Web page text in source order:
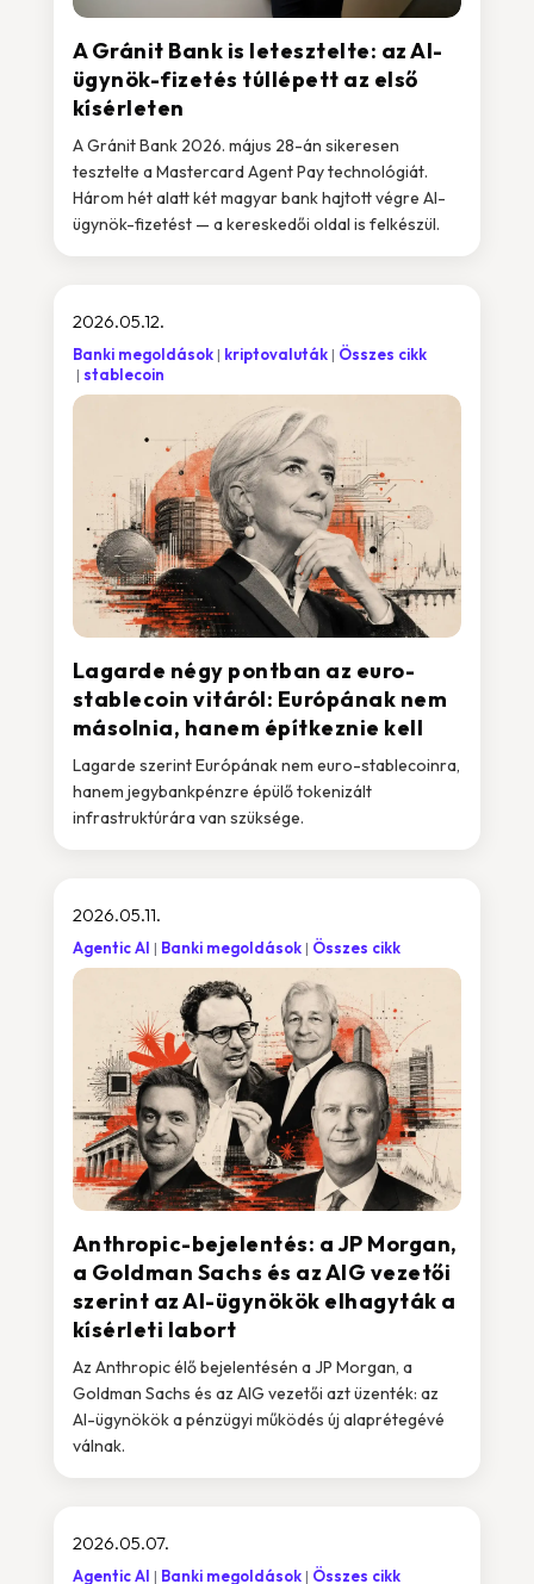
A Gránit Bank is letesztelte: az AI-
ügynök-fizetés túllépett az első
kísérleten
A Gránit Bank 2026. május 28-án sikeresen
tesztelte a Mastercard Agent Pay technológiát.
Három hét alatt két magyar bank hajtott végre AI-
ügynök-fizetést — a kereskedői oldal is felkészül.
Lagarde négy pontban az euro-
stablecoin vitáról: Európának nem
másolnia, hanem építkeznie kell
2026.05.12.
Banki megoldások kriptovaluták
Összes cikk
stablecoin
Lagarde szerint Európának nem euro-stablecoinra,
hanem jegybankpénzre épülő tokenizált
infrastruktúrára van szüksége.
Anthropic-bejelentés: a JP Morgan,
a Goldman Sachs és az AIG vezetői
szerint az AI-ügynökök elhagyták a
kísérleti labort
2026.05.11.
Agentic AI Banki megoldások Összes cikk
Az Anthropic élő bejelentésén a JP Morgan, a
Goldman Sachs és az AIG vezetői azt üzenték: az
AI-ügynökök a pénzügyi működés új alaprétegévé
válnak.
2026.05.07.
Agentic AI Banki megoldások Összes cikk